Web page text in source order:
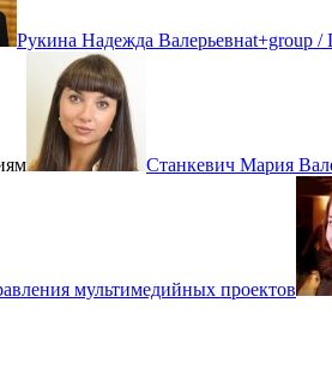
Рукина Надежда Валерьевнаt+group
Станкевич Мария
мультимедийных проектов